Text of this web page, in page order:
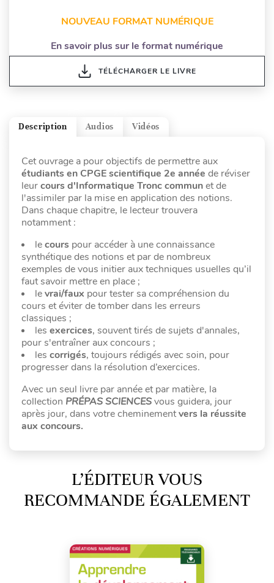
NOUVEAU FORMAT NUMÉRIQUE
En savoir plus sur le format numérique
TÉLÉCHARGER LE LIVRE
Vidéos
Audios
Description
Cet ouvrage a pour objectifs de permettre aux
étudiants en CPGE scientifique 2e année de réviser
leurcours d'Informatique Tronc communet de
l'assimiler par la mise en application des notions.
Dans chaque chapitre, le lecteur trouvera
notamment :
lecours pour accéder à une connaissance
synthétique des notions et par de nombreux
exemples de vous initier aux techniques usuelles qu’il
faut savoir mettre en place ;
levrai/faux pour tester sa compréhension du
cours et éviter de tomber dans les erreurs
classiques ;
les exercices, souvent tirés de sujets d'annales,
pour s'entraîner aux concours ;
les corrigés, toujours rédigés avec soin, pour
progresser dans la résolution d’exercices.
Avec un seul livre par année et par matière, la
collection PRÉPAS SCIENCESvous guidera, jour
après jour, dans votre cheminementvers la réussite
aux concours.
L’ÉDITEUR VOUS
RECOMMANDE ÉGALEMENT